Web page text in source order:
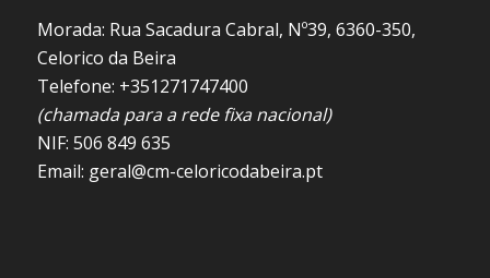
Morada: Rua Sacadura Cabral, Nº39, 6360-350,
Celorico da Beira
Telefone: +351271747400
(chamada para a rede fixa nacional)
NIF: 506 849 635
Email: geral@cm-celoricodabeira.pt